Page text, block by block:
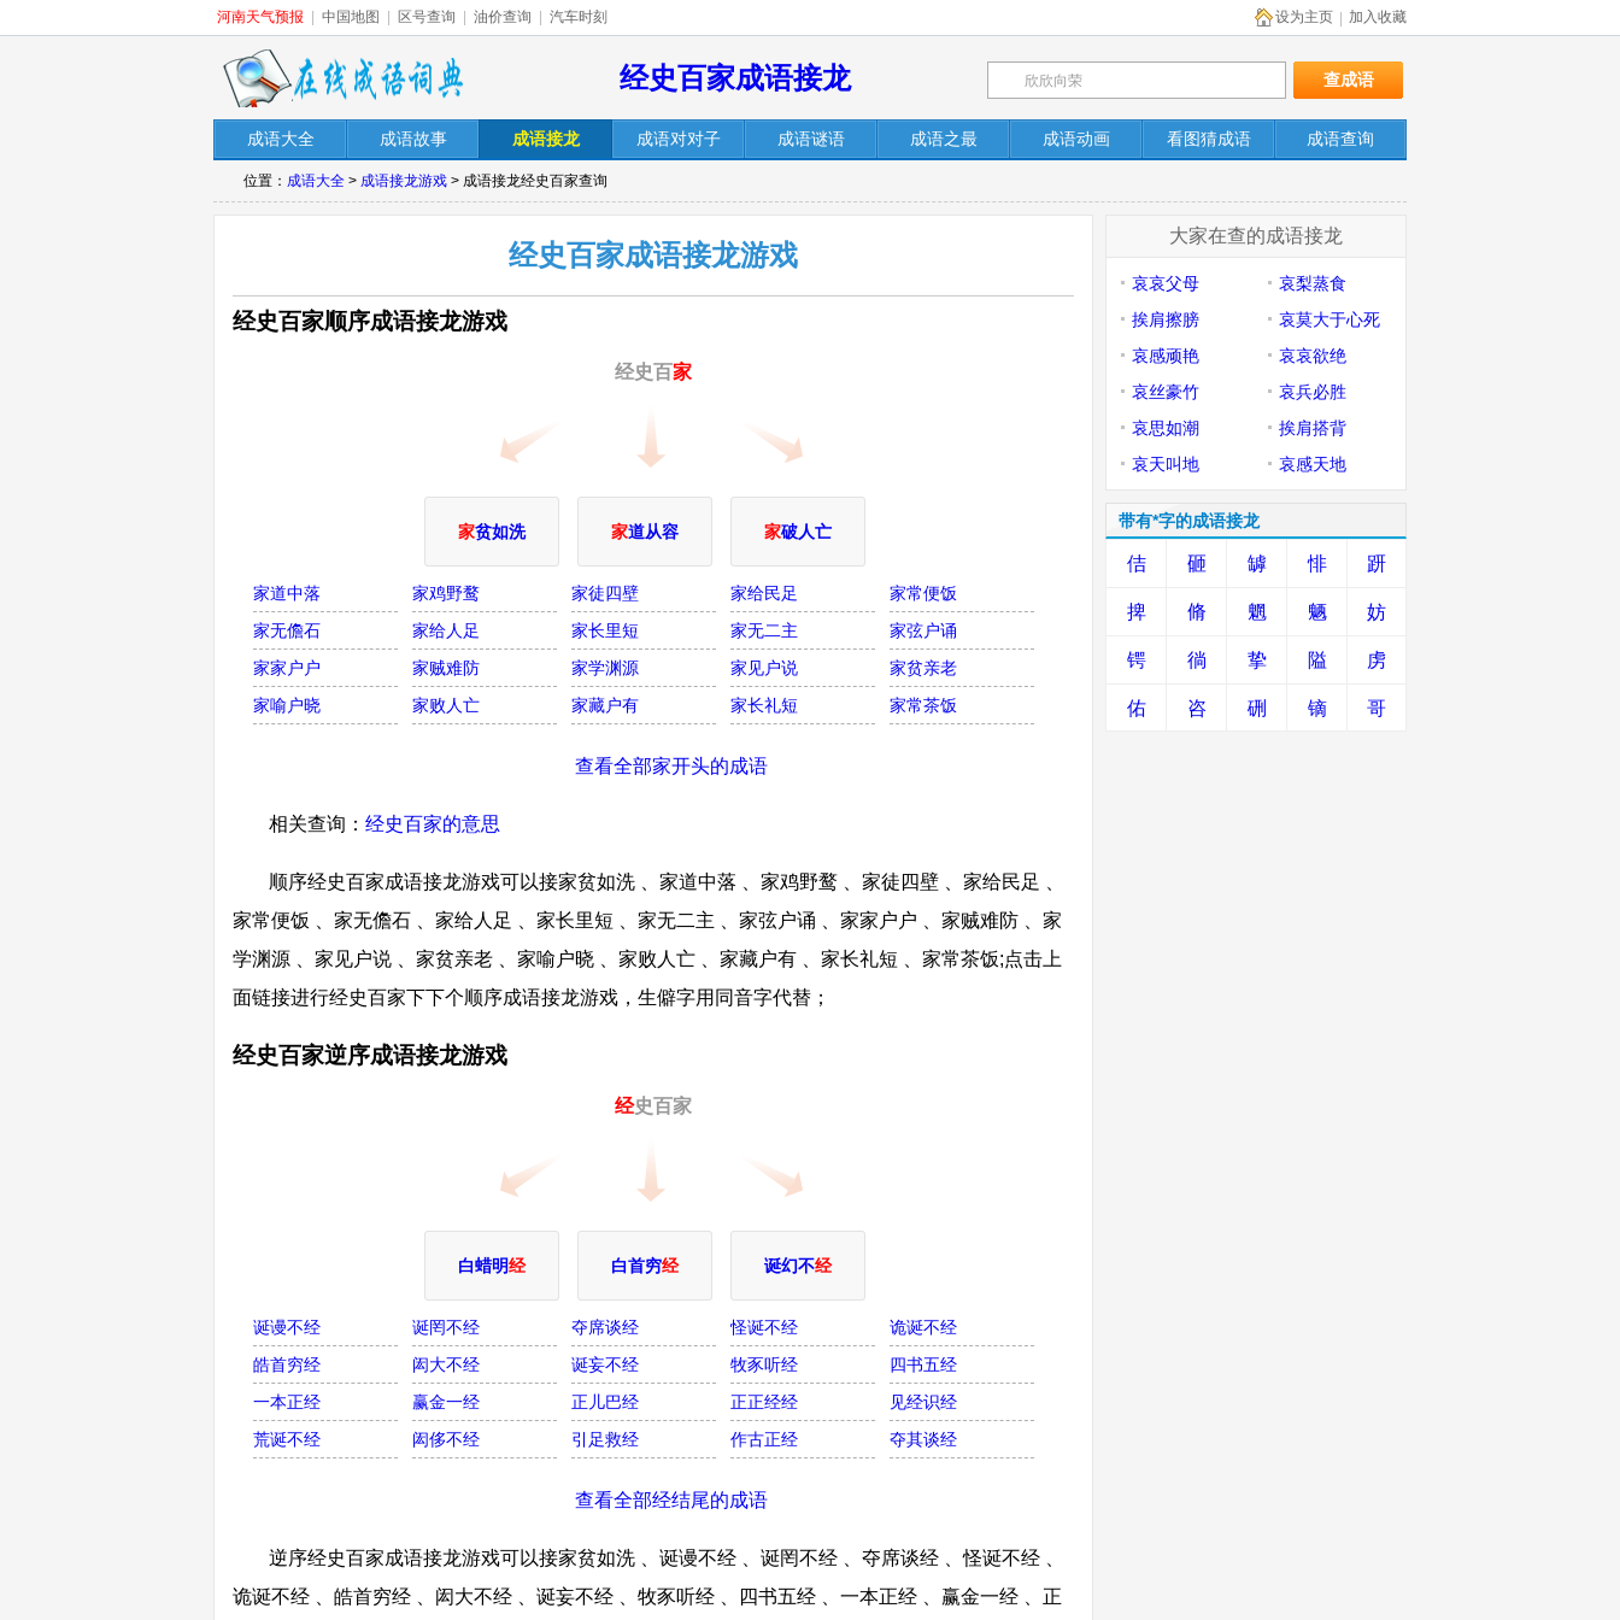
河南天气预报 中国地图 区号查询 油价查询 汽车时刻 加入收藏
设为主页
经史百家成语接龙
成语大全 成语故事 成语接龙 成语对对子 成语谜语 成语之最 成语动画 看图猜成语 成语查询
位置： 成语大全 > 成语接龙游戏 > 成语接龙经史百家查询
经史百家成语接龙游戏
经史百家顺序成语接龙游戏
经史百家
家贫如洗 家道从容 家破人亡
家道中落 家鸡野鹜 家徒四壁 家给民足
家常便饭
家无儋石
家给人足 家长里短 家无二主
家弦户诵
家家户户
家贼难防 家学渊源 家见户说
家贫亲老
家喻户晓
家败人亡 家藏户有 家长礼短 家常茶饭
查看全部家开头的成语
相关查询： 经史百家的意思
顺序经史百家成语接龙游戏可以接家贫如洗 、家道中落 、家鸡野鹜 、家徒四壁 、家给民足 、
家常便饭 、家无儋石 、家给人足 、家长里短 、家无二主 、家弦户诵 、家家户户 、家贼难防 、家
学渊源 、家见户说 、家贫亲老 、家喻户晓 、家败人亡 、家藏户有 、家长礼短 、家常茶饭;点击上
面链接进行经史百家下下个顺序成语接龙游戏，生僻字用同音字代替；
经史百家逆序成语接龙游戏
经史百家
白蜡明经 白首穷经 诞幻不经
诞谩不经 诞罔不经 夺席谈经 怪诞不经
诡诞不经
皓首穷经
闳大不经 诞妄不经 牧豕听经
四书五经
一本正经
赢金一经 正儿巴经 正正经经
见经识经
荒诞不经
闳侈不经 引足救经 作古正经 夺其谈经
查看全部经结尾的成语
逆序经史百家成语接龙游戏可以接家贫如洗 、诞谩不经 、诞罔不经 、夺席谈经 、怪诞不经 、
诡诞不经 、皓首穷经 、闳大不经 、诞妄不经 、牧豕听经 、四书五经 、一本正经 、赢金一经 、正
大家在查的成语接龙
哀哀父母
哀梨蒸食
挨肩擦膀
哀莫大于心死
哀感顽艳
哀哀欲绝
哀丝豪竹
哀兵必胜
哀思如潮
挨肩搭背
哀天叫地
哀感天地
带有*字的成语接龙
佶 砸 罅 悱 趼
捭 脩 魍 魉 妨
锷 徜 挚 隘 虏
佑 咨 硎 镝 哥